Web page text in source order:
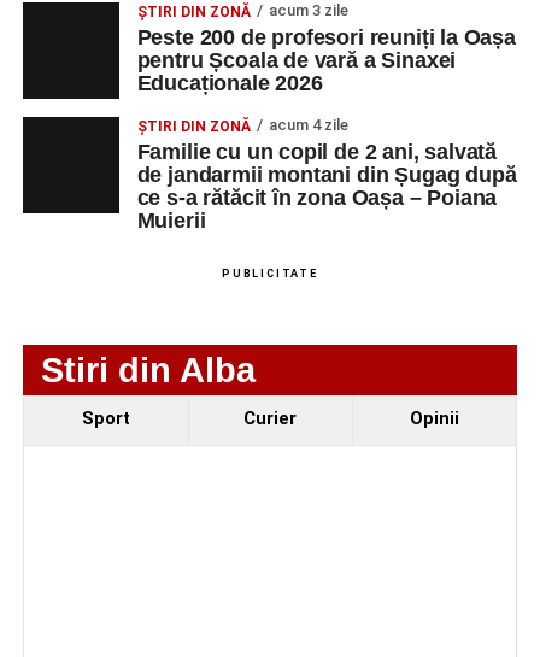
Evenimentul face parte din programulString Symphonic
Camp 2026, proiect susținut de Rotary Club Alba Iulia
care urmărește să ofere tinerilor muzicieni oportunitatea
ȘTIRI DIN ZONĂ acum 3 zile
Peste 200 de profesori reuniți la Oașa
pentru Școala de vară a Sinaxei
Educaționale 2026
ȘTIRI DIN ZONĂ acum 4 zile
Familie cu un copil de 2 ani, salvată
de jandarmii montani din Șugag după
ce s-a rătăcit în zona Oașa – Poiana
Muierii
PUBLICITATE
Stiri din Alba
Sport Curier Opinii